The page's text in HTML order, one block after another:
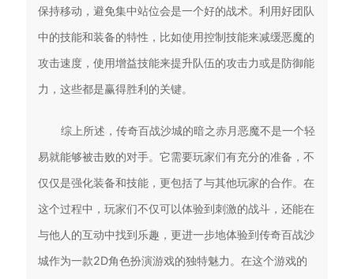
保持移动，避免集中站位会是一个好的战术。利用好团队
中的技能和装备的特性，比如使用控制技能来减缓恶魔的
攻击速度，使用增益技能来提升队伍的攻击力或是防御能
力，这些都是赢得胜利的关键。
综上所述，传奇百战沙城的暗之赤月恶魔不是一个轻
易就能够被击败的对手。它需要玩家们有充分的准备，不
仅仅是强化装备和技能，更包括了与其他玩家的合作。在
这个过程中，玩家们不仅可以体验到刺激的战斗，还能在
与他人的互动中找到乐趣，更进一步地体验到传奇百战沙
城作为一款2D角色扮演游戏的独特魅力。在这个游戏的